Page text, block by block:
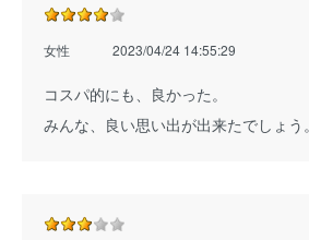
女性 2023/04/24 14:55:29
コスパ的にも、良かった。
みんな、良い思い出が出来たでしょう。